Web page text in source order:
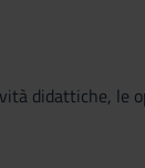
didattiche,